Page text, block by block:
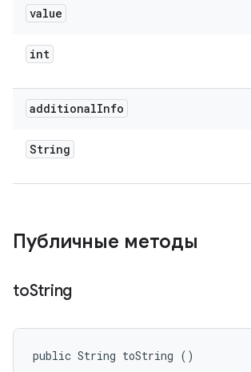
value
int
additionalInfo
String
Публичные методы
toString
public String toString ()